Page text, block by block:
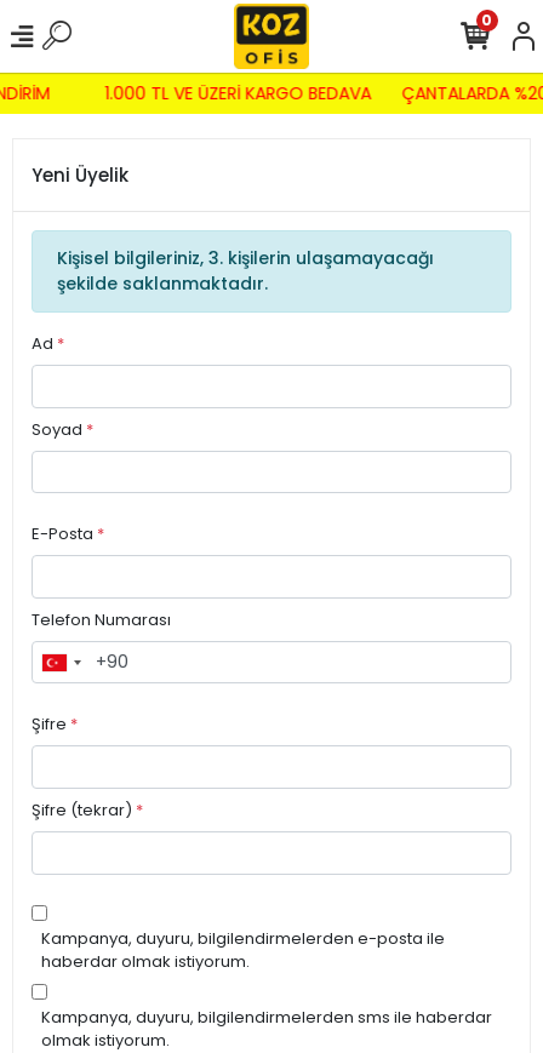
1.000 TL VE ÜZERİ KARGO BEDAVA ÇANTALARDA
0
Yeni Üyelik
Kişisel bilgileriniz, 3. kişilerin ulaşamayacağı
şekilde saklanmaktadır.
Ad *
Soyad *
E-Posta *
Telefon Numarası
Şifre *
Şifre (tekrar) *
Kampanya, duyuru, bilgilendirmelerden e-posta ile
haberdar olmak istiyorum.
Kampanya, duyuru, bilgilendirmelerden sms ile haberdar
olmak istiyorum.